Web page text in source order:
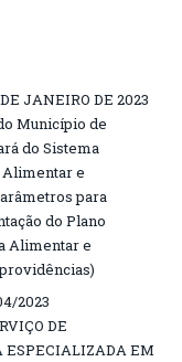
JANEIRO DE 2023
Município de
do Sistema
Alimentar e
para
do Plano
Alimentar e
2023
DE
ESPECIALIZADA EM